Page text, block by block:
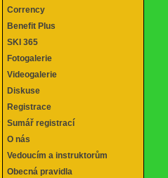
Corrency
Benefit Plus
SKI 365
Fotogalerie
Videogalerie
Diskuse
Registrace
Sumář registrací
O nás
Vedoucím a instruktorům
Obecná pravidla